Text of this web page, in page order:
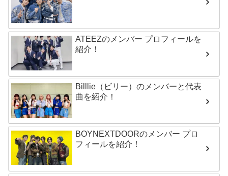
ATEEZのメンバー プロフィールを
紹介！
Billlie（ビリー）のメンバーと代表
曲を紹介！
BOYNEXTDOORのメンバー プロ
フィールを紹介！